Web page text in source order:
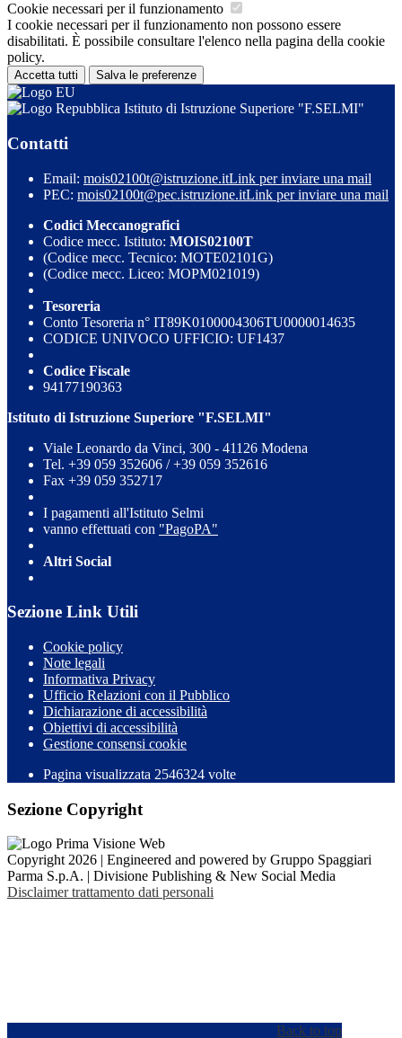
Cookie necessari per il funzionamento
I cookie necessari per il funzionamento non possono essere
disabilitati. È possibile consultare l'elenco nella pagina della cookie
policy.
Accetta tutti Salva le preferenze
Istituto di Istruzione Superiore "F.SELMI"
Contatti
Email: mois02100t@istruzione.itLink per inviare una mail
PEC: mois02100t@pec.istruzione.itLink per inviare una mail
Codici Meccanografici
Codice mecc. Istituto: MOIS02100T
(Codice mecc. Tecnico: MOTE02101G)
(Codice mecc. Liceo: MOPM021019)
Tesoreria
Conto Tesoreria n° IT89K0100004306TU0000014635
CODICE UNIVOCO UFFICIO: UF1437
Codice Fiscale
94177190363
Istituto di Istruzione Superiore "F.SELMI"
Viale Leonardo da Vinci, 300 - 41126 Modena
Tel. +39 059 352606 / +39 059 352616
Fax +39 059 352717
I pagamenti all'Istituto Selmi
vanno effettuati con "PagoPA"
Altri Social
Sezione Link Utili
Cookie policy
Note legali
Informativa Privacy
Ufficio Relazioni con il Pubblico
Dichiarazione di accessibilità
Obiettivi di accessibilità
Gestione consensi cookie
Pagina visualizzata 2546324 volte
Sezione Copyright
Copyright 2026 | Engineered and powered by Gruppo Spaggiari
Parma S.p.A. | Divisione Publishing & New Social Media
Disclaimer trattamento dati personali
Back to top